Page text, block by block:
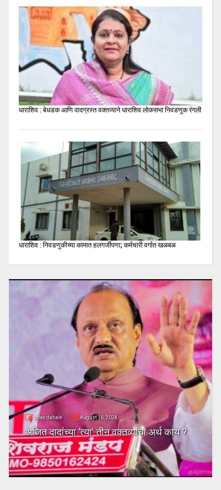
धाराशिव : बेधडक आणि वादग्रस्त वक्तव्याने धाराशिव लोकसभा निवडणूक रंगली
धाराशिव : निवडणुकीच्या कामात हलगर्जीपणा; कर्मचारी वर्गात खळबळ
uday dahale August 16, 2024
अजित दादांच्या ‘त्या’ तीन वक्तव्यांचा अर्थ काय ?